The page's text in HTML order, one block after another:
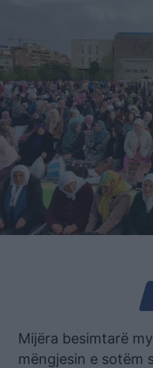
Mijëra besimtarë
mëngjesin e sotëm